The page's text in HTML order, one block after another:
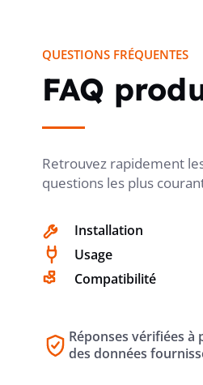
QUESTIONS FRÉQUENTES
FAQ
Retrouvez rapidement
questions les plus
Installation
Usage
Compatibilité
Réponses vérifiées à
des données